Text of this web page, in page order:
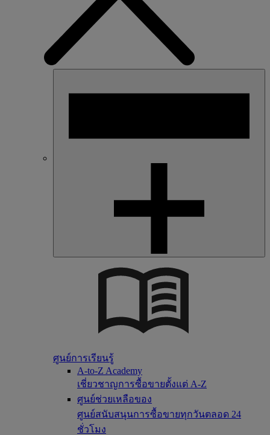
ศูนย์การเรียนรู้
A-to-Z Academy
เชี่ยวชาญการซื้อขายตั้งแต่ A-Z
ศูนย์ช่วยเหลือของ
ศูนย์สนับสนุนการซื้อขายทุกวันตลอด 24
ชั่วโมง